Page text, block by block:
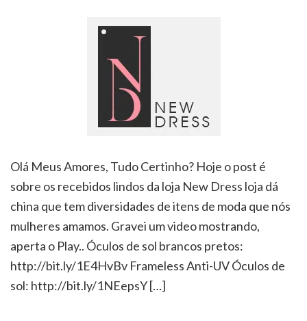
Olá Meus Amores, Tudo Certinho? Hoje o post é
sobre os recebidos lindos da loja New Dress loja dá
china que tem diversidades de itens de moda que nós
mulheres amamos. Gravei um video mostrando,
aperta o Play.. Óculos de sol brancos pretos:
http://bit.ly/1E4HvBv Frameless Anti-UV Óculos de
sol: http://bit.ly/1NEepsY […]